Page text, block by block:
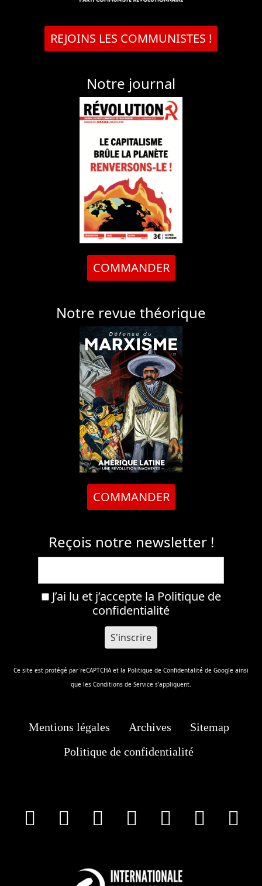
REJOINS LES COMMUNISTES !
Notre journal
COMMANDER
Notre revue théorique
COMMANDER
Reçois notre newsletter !
J’ai lu et j’accepte la Politique de
confidentialité
Ce site est protégé par reCAPTCHA et la Politique de Confidentalité de Google ainsi
que les Conditions de Service s'appliquent.
Mentions légales Archives
Sitemap
Politique de confidentialité
facebookInstagram
Youtube
Tik Tok